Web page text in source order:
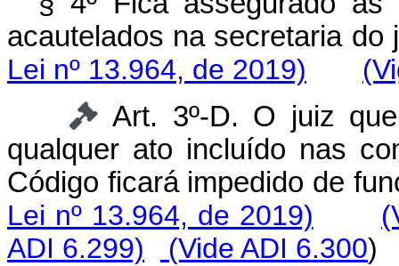
acautelados na secretaria
Lei nº 13.964, de 2019)
Art. 3º-D. O juiz
qualquer ato incluído nas
Código ficará impedido de
Lei nº 13.964, de 2019)
ADI 6.299)
(Vide ADI 6.300